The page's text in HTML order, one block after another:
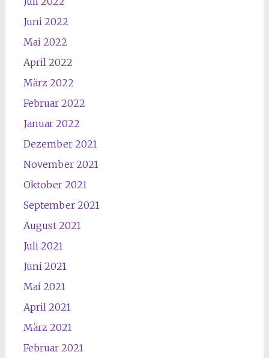
Juni 2022
Mai 2022
April 2022
März 2022
Februar 2022
Januar 2022
Dezember 2021
November 2021
Oktober 2021
September 2021
August 2021
Juli 2021
Juni 2021
Mai 2021
April 2021
März 2021
Februar 2021